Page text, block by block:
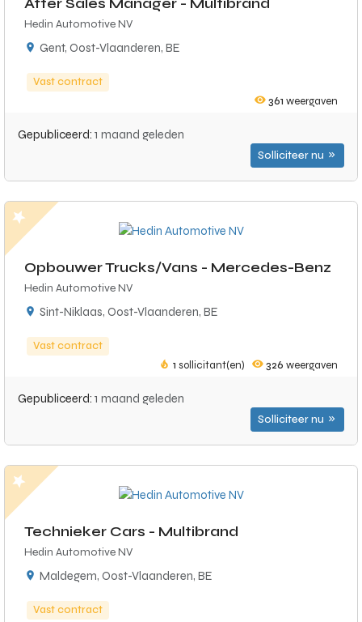
Hedin Automotive NV
Gent, Oost-Vlaanderen, BE
Vast contract
361 weergaven
Gepubliceerd: 1 maand geleden
Solliciteer nu
Opbouwer Trucks/Vans - Mercedes-Benz
Hedin Automotive NV
Sint-Niklaas, Oost-Vlaanderen, BE
Vast contract
1 sollicitant(en) 326 weergaven
Gepubliceerd: 1 maand geleden
Solliciteer nu
Technieker Cars - Multibrand
Hedin Automotive NV
Maldegem, Oost-Vlaanderen, BE
Vast contract